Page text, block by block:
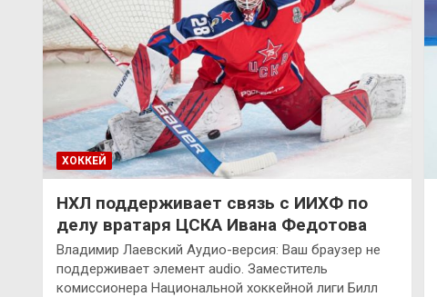
ХОККЕЙ
НХЛ поддерживает связь с ИИХФ по
делу вратаря ЦСКА Ивана Федотова
Владимир Лаевский Аудио-версия: Ваш браузер не
поддерживает элемент audio. Заместитель
комиссионера Национальной хоккейной лиги Билл